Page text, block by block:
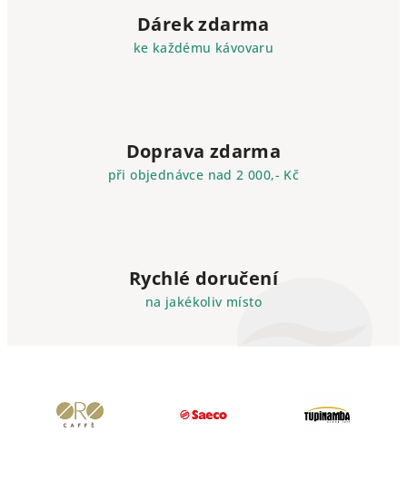
Dárek zdarma
ke každému kávovaru
Doprava zdarma
při objednávce nad 2 000,- Kč
Rychlé doručení
na jakékoliv místo